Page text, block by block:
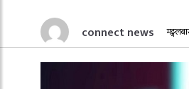
connect news